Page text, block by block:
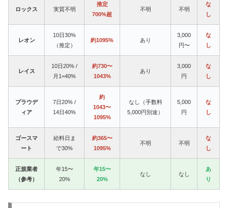
ロックス 実質不明
推定
700%超
不明 不明
な
し
レオン
10日30%
（推定）
約1095% あり
3,000
円〜
な
し
レイス
10日20% /
月1=40%
約730〜
1043%
あり
3,000
円
な
し
プラウデ
ィア
7日20% /
14日40%
約
1043〜
1095%
なし（手数料
5,000円別途）
5,000
円
な
し
ゴースマ
ート
給料日ま
で30%
約365〜
1095%
不明 不明
な
し
正規業者
（参考）
年15〜
20%
年15〜
20%
なし なし
あ
り